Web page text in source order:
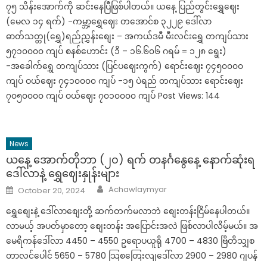
၇၅ သိန်းအောက်ကို ဆင်းနေပြီဖြစ်ပါတယ်။ ယနေ့ ပြည်တွင်းရွှေဈေး
(မေလ ၁၄ ရက်) -ကမ္ဘာ့ရွှေဈေး တအောင်စ ၃၂၂၉ ဒေါ်လာ
ဓာတ်သတ္တု(ရွှေ)ရည်ညွှန်းစျေး – အကယ်ဒမီ မီးလင်းရွှေ တကျပ်သား
၅၇၁၀၀၀၀ ကျပ် စနစ်ဟောင်း (၁ိ – ၁၆.၆၀၆ ဂရမ် = ၁၂၈ ရွေး)
-အခေါက်ရွှေ တကျပ်သား (ပြင်ပဈေးကွက်) ရောင်းဈေး ၇၄၅၀၀၀၀
ကျပ် ဝယ်ဈေး ၇၄၁၀၀၀၀ ကျပ် -၁၅ ပဲရည် တကျပ်သား ရောင်းဈေး
၇၀၅၀၀၀၀ ကျပ် ဝယ်ဈေး ၇၀၁၀၀၀၀ ကျပ် Post Views: 144
News
ယနေ့ အောက်တိုဘာ (၂၀) ရက် တနင်္ဂနွေနေ့ နောက်ဆုံးရ
ဒေါ်လာနဲ့ ရွှေဈေးနှုန်းများ
Posted
on
October 20, 2024 Author
Achawlaymyar
ရွှေစျေးနဲ့ ဒေါ်လာစျေးတို့ ဆက်တက်မလာဘဲ စျေးတန်းငြိမ်နေပါတယ်။
လာမယ့် အပတ်မှာတော့ စျေးတန်း အပြောင်းအလဲ ဖြစ်လာပါလိမ့်မယ်။ အ
မေရိကန်ဒေါ်လာ 4450 – 4550 ဥရောပယူရို 4700 – 4830 ဗြိတိသျှစ
တာလင်ပေါင် 5650 – 5780 သြစတြေးလျဒေါ်လာ 2900 – 2980 ဂျပန်